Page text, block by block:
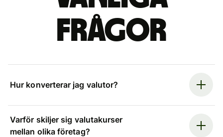
frågor
Hur konverterar jag valutor?
Varför skiljer sig valutakurser
mellan olika företag?